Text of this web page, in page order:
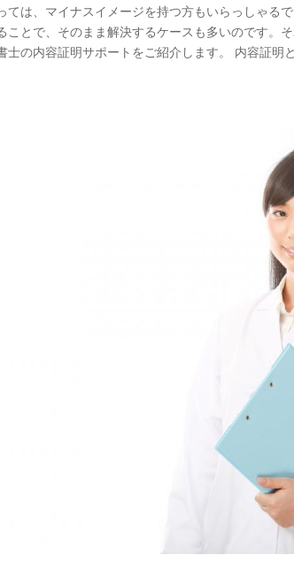
ては、マイナスイメージを持つ方もいらっしゃる
ことで、そのまま解決するケースも多いのです。
士の内容証明サポートをご紹介します。 内容証明